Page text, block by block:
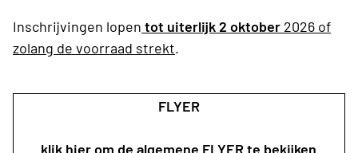
Inschrijvingen lopen tot uiterlijk 2 oktober 2026 of
zolang de voorraad strekt.
FLYER
klik hier om de algemene FLYER te bekijken